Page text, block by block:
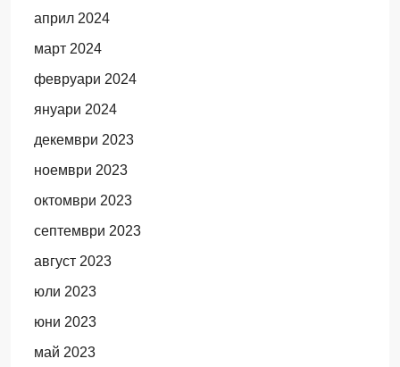
април 2024
март 2024
февруари 2024
януари 2024
декември 2023
ноември 2023
октомври 2023
септември 2023
август 2023
юли 2023
юни 2023
май 2023